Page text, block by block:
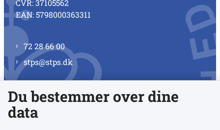
CVR: 37105562
EAN: 5798000363311
72 28 66 00
stps@stps.dk
Se alle kontaktnumre
Du bestemmer over dine
data